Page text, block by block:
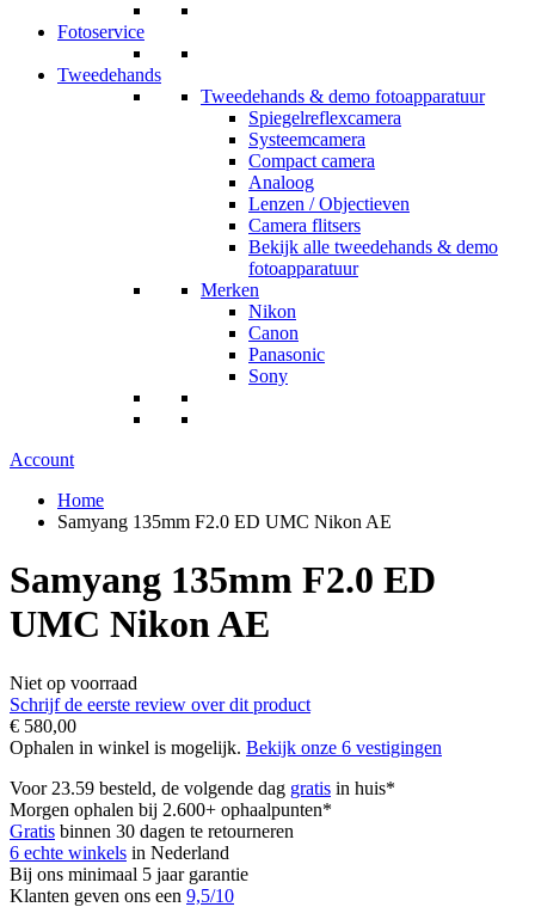
Fotoservice
Tweedehands
Tweedehands & demo fotoapparatuur
Spiegelreflexcamera
Systeemcamera
Compact camera
Analoog
Lenzen / Objectieven
Camera flitsers
Bekijk alle tweedehands & demo
fotoapparatuur
Merken
Nikon
Canon
Panasonic
Sony
Account
Home
Samyang 135mm F2.0 ED UMC Nikon AE
Samyang 135mm F2.0 ED
UMC Nikon AE
Niet op voorraad
Schrijf de eerste review over dit product
€ 580,00
Ophalen in winkel is mogelijk. Bekijk onze 6 vestigingen
Voor 23.59 besteld, de volgende dag gratis in huis*
Morgen ophalen bij 2.600+ ophaalpunten*
Gratis binnen 30 dagen te retourneren
6 echte winkels in Nederland
Bij ons minimaal 5 jaar garantie
Klanten geven ons een 9,5/10